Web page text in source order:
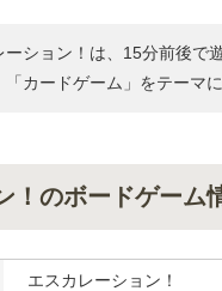
ーション！は、15分前後で
「カードゲーム 」をテーマ
！のボードゲーム
エスカレーション！